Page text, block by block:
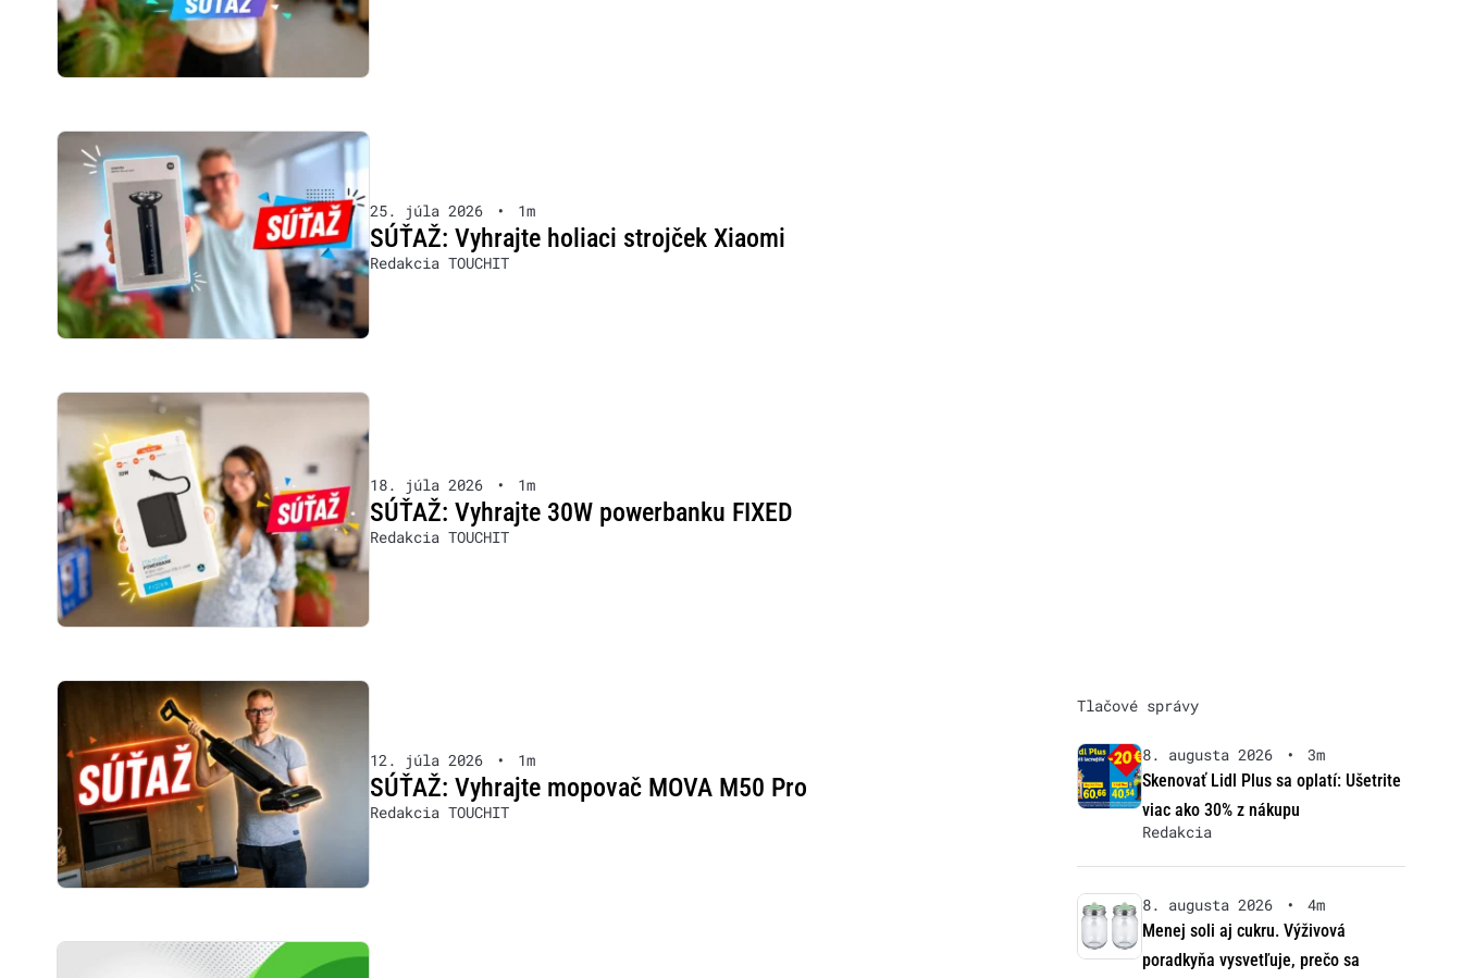
25. júla 2026 • 1m
SÚŤAŽ: Vyhrajte holiaci strojček Xiaomi
Redakcia TOUCHIT
18. júla 2026 • 1m
SÚŤAŽ: Vyhrajte 30W powerbanku FIXED
Redakcia TOUCHIT
12. júla 2026 • 1m
SÚŤAŽ: Vyhrajte mopovač MOVA M50 Pro
Redakcia TOUCHIT
Tlačové správy
8. augusta 2026 •
3m
Skenovať Lidl Plus sa oplatí: Ušetrite
viac ako 30% z nákupu
Redakcia
8. augusta 2026 •
4m
Menej soli aj cukru. Výživová
poradkyňa vysvetľuje, prečo sa